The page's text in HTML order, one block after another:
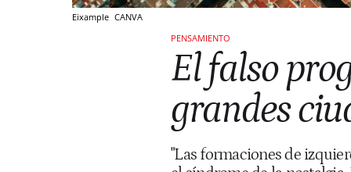
Eixample CANVA
PENSAMIENTO
El falso
grandes
"Las formaciones de